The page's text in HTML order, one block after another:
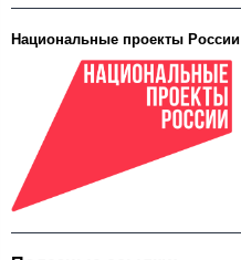
Национальные проекты России